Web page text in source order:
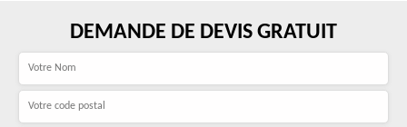
DEMANDE DE DEVIS GRATUIT